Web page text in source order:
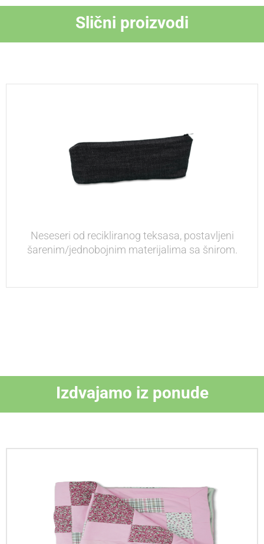
Slični proizvodi
Neseseri od recikliranog teksasa, postavljeni
šarenim/jednobojnim materijalima sa šnirom.
Izdvajamo iz ponude